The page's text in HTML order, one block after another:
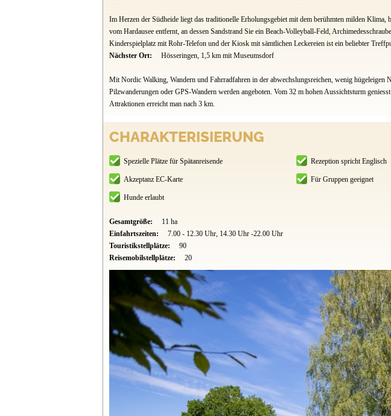
Im Herzen der Südheide liegt das traditionelle Erholungsgebiet mit dem berühmten milden
vom Hardausee entfernt, an dessen Sandstrand Sie ein Beach-Volleyball-Feld,
Kinderspielplatz mit Rohr-Telefon und der Kiosk mit sämtlichen Leckereien ist ein beliebter
Nächster Ort:
Hösseringen, 1,5 km mit Museumsdorf
Mit Nordic Walking, Wandern und Fahrradfahren in der abwechslungsreichen, wenig hügeleigen
Pilzwanderungen oder GPS-Wandern werden angeboten. Vom 32 m hohen Aussichtsturm
Attraktionen erreicht man nach 3 km.
CHARAKTERISIERUNG
Spezielle Plätze für Spätanreisende Rezeption spricht Englisch
Akzeptanz EC-Karte Für Gruppen geeignet
Hunde erlaubt
Gesamtgröße: 11 ha
Einfahrtszeiten:
7.00 - 12.30 Uhr, 14.30 Uhr -22.00 Uhr
Touristikstellplätze:
90
Reisemobilstellplätze:
20